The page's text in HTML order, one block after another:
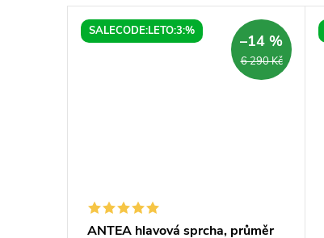
SALECODE:LETO:3:%
6 290 Kč
–14 %
ANTEA hlavová sprcha, průměr